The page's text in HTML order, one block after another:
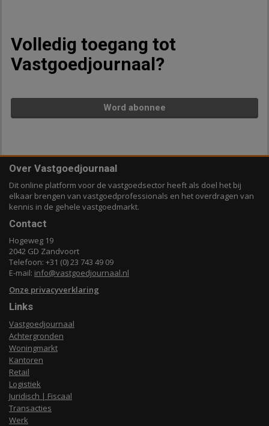
Volledig toegang tot
Vastgoedjournaal?
Word abonnee
Over Vastgoedjournaal
Dit online platform voor de vastgoedsector heeft als doel het bij
elkaar brengen van vastgoedprofessionals en het overdragen van
kennis in de gehele vastgoedmarkt.
Contact
Hogeweg 19
2042 GD Zandvoort
Telefoon: +31 (0) 23 743 49 09
E-mail: info@vastgoedjournaal.nl
Onze privacyverklaring
Links
Vastgoedjournaal
Achtergronden
Woningmarkt
Kantoren
Retail
Logistiek
Juridisch | Fiscaal
Transacties
Werk